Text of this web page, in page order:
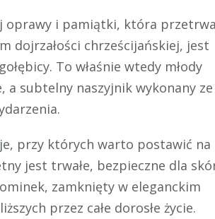
oprawy i pamiątki, która przetrwa
dojrzałości chrześcijańskiej, jest
To właśnie wtedy młody
a subtelny naszyjnik wykonany ze
przy których warto postawić na
jest trwałe, bezpieczne dla
zamknięty w eleganckim
przez całe dorosłe życie.